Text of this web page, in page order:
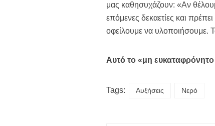
μας καθησυχάζουν: «Αν
επόμενες δεκαετίες και
οφείλουμε να υλοποιήσουμε.
Αυτό το «μη ευκαταφρόνητο
Tags: Αυξήσεις Νερό